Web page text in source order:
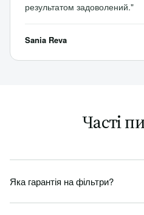
результатом задоволений."
Sania Reva
Часті
Яка гарантія на фільтри?